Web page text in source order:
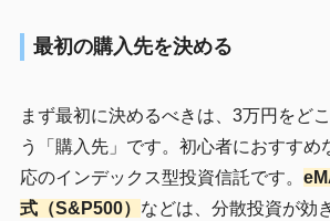
最初の購入先を決める
まず最初に決めるべきは、3万円をど
う「購入先」です。初心者におすすめ
応のインデックス型投資信託です。
式（S&P500） などは、分散投資が効